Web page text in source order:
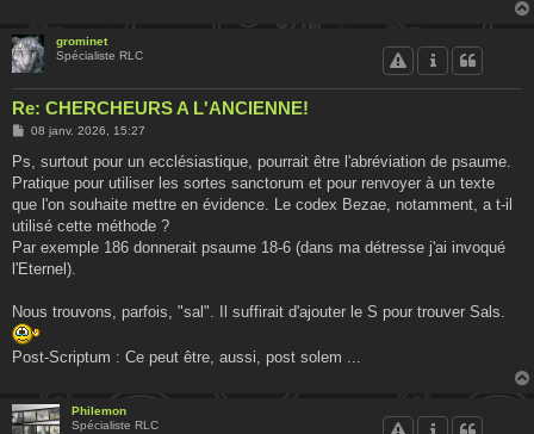
grominet
Spécialiste RLC
Re: CHERCHEURS A L'ANCIENNE!
M
s
a
g
08 janv. 2026, 15:27
Ps, surtout pour un ecclésiastique, pourrait être l'abréviation de psaume.
Pratique pour utiliser les sortes sanctorum et pour renvoyer à un texte
que l'on souhaite mettre en évidence. Le codex Bezae, notamment, a t-il
utilisé cette méthode ?
Par exemple 186 donnerait psaume 18-6 (dans ma détresse j'ai invoqué
l'Eternel).
Nous trouvons, parfois, "sal". Il suffirait d'ajouter le S pour trouver Sals.
Post-Scriptum : Ce peut être, aussi, post solem ...
Philemon
Spécialiste RLC